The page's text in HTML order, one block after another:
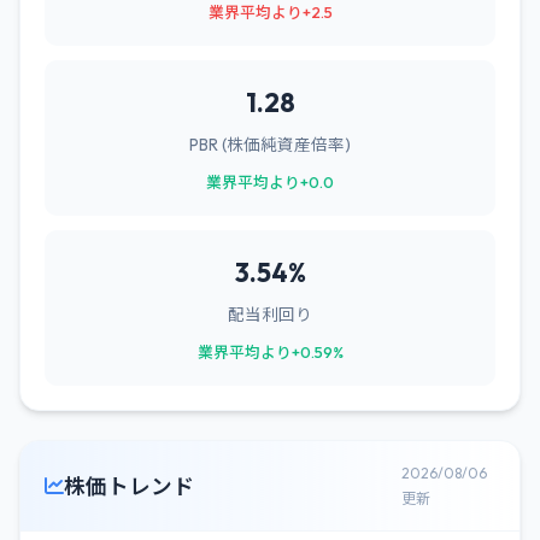
業界平均より+2.5
1.28
PBR (株価純資産倍率)
業界平均より+0.0
3.54%
配当利回り
業界平均より+0.59%
株価トレンド
2026/08/06
更新